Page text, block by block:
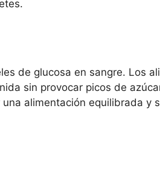
de glucosa en sangre. Los
sin provocar picos de
alimentación equilibrada y